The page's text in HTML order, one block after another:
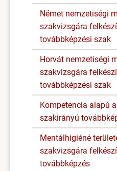
Német nemzetiségi
szakvizsgára
továbbképzési szak
Horvát nemzetiségi
szakvizsgára
továbbképzési szak
Kompetencia alapú
szakirányú
Mentálhigiéné
szakvizsgára
továbbképzés